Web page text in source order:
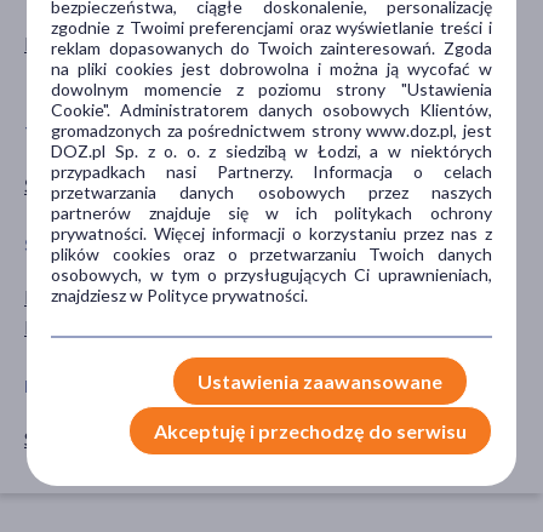
Kobieta
dla młodzieży
dla dorosłych
TYP PRODUKTU
Środki higieniczne
PROBLEM
menstruacja
SPECYFIKA
Dla wegan
Dla wegetarian
PORA STOSOWANIA
na dzień
ROZMIAR
S - mały
AKCESORIA
majtki
bezpieczeństwa, ciągłe doskonalenie, personalizację
zgodnie z Twoimi preferencjami oraz wyświetlanie treści i
reklam dopasowanych do Twoich zainteresowań. Zgoda
na pliki cookies jest dobrowolna i można ją wycofać w
dowolnym momencie z poziomu strony "Ustawienia
Cookie". Administratorem danych osobowych Klientów,
gromadzonych za pośrednictwem strony www.doz.pl, jest
DOZ.pl Sp. z o. o. z siedzibą w Łodzi, a w niektórych
przypadkach nasi Partnerzy. Informacja o celach
przetwarzania danych osobowych przez naszych
partnerów znajduje się w ich politykach ochrony
prywatności. Więcej informacji o korzystaniu przez nas z
plików cookies oraz o przetwarzaniu Twoich danych
osobowych, w tym o przysługujących Ci uprawnieniach,
znajdziesz w Polityce prywatności.
Ustawienia zaawansowane
Akceptuję i przechodzę do serwisu